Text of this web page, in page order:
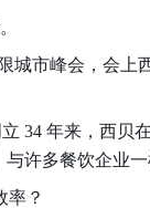
城市峰会，会
34 年来，西贝
许多餐饮企业一
率？